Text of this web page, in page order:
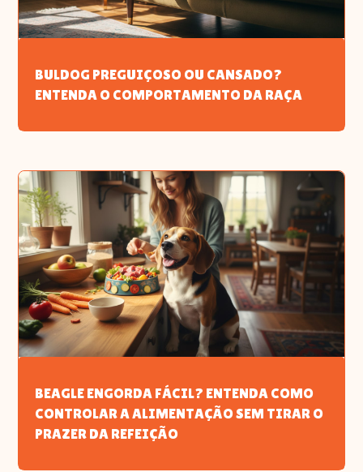
BULDOG PREGUIÇOSO OU CANSADO?
ENTENDA O COMPORTAMENTO DA RAÇA
BEAGLE ENGORDA FÁCIL? ENTENDA COMO
CONTROLAR A ALIMENTAÇÃO SEM TIRAR O
PRAZER DA REFEIÇÃO